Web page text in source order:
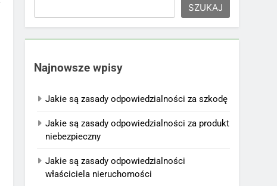
SZUKAJ
Najnowsze wpisy
Jakie są zasady odpowiedzialności za szkodę
Jakie są zasady odpowiedzialności za produkt
niebezpieczny
Jakie są zasady odpowiedzialności
właściciela nieruchomości